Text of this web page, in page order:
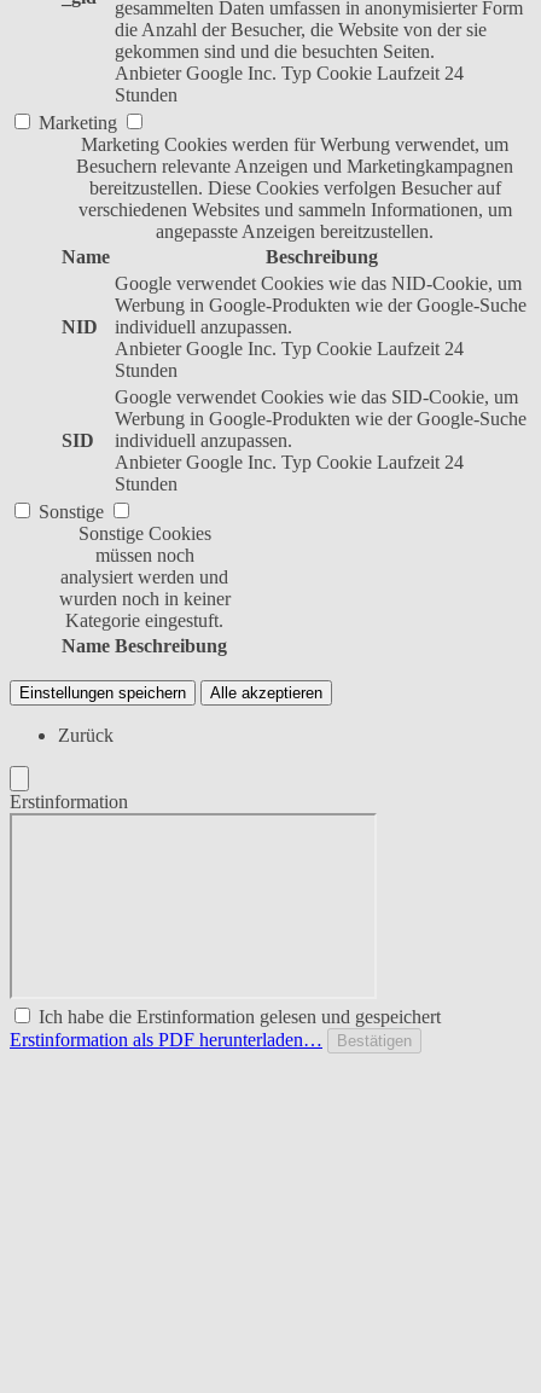
gesammelten Daten umfassen in anonymisierter Form
die Anzahl der Besucher, die Website von der sie
gekommen sind und die besuchten Seiten.
Anbieter Google Inc. Typ Cookie Laufzeit 24
Stunden
Marketing
Marketing Cookies werden für Werbung verwendet, um
Besuchern relevante Anzeigen und Marketingkampagnen
bereitzustellen. Diese Cookies verfolgen Besucher auf
verschiedenen Websites und sammeln Informationen, um
angepasste Anzeigen bereitzustellen.
Name
Beschreibung
NID
Google verwendet Cookies wie das NID-Cookie, um
Werbung in Google-Produkten wie der Google-Suche
individuell anzupassen.
Anbieter Google Inc. Typ Cookie Laufzeit 24
Stunden
SID
Google verwendet Cookies wie das SID-Cookie, um
Werbung in Google-Produkten wie der Google-Suche
individuell anzupassen.
Anbieter Google Inc. Typ Cookie Laufzeit 24
Stunden
Sonstige
Sonstige Cookies
müssen noch
analysiert werden und
wurden noch in keiner
Kategorie eingestuft.
Name Beschreibung
Einstellungen speichern Alle akzeptieren
Zurück
Erstinformation
Ich habe die Erstinformation gelesen und gespeichert
Erstinformation als PDF herunterladen…
Bestätigen